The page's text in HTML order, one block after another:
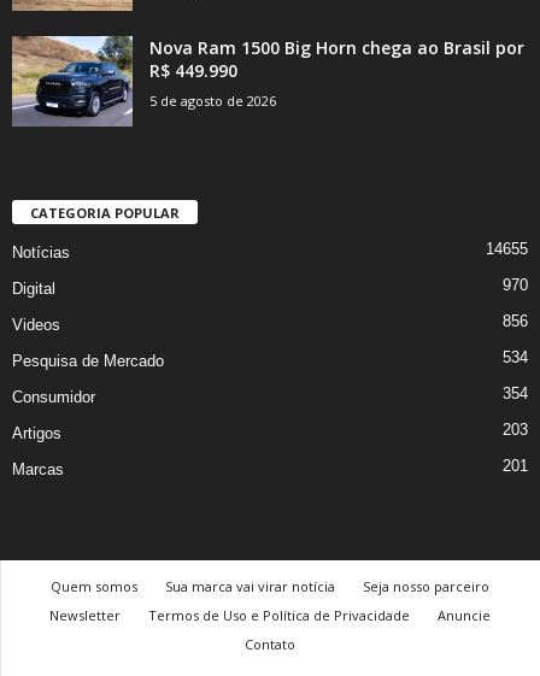
Nova Ram 1500 Big Horn chega ao Brasil por
R$ 449.990
5 de agosto de 2026
CATEGORIA POPULAR
Notícias 14655
Digital 970
Videos 856
Pesquisa de Mercado 534
Consumidor 354
Artigos 203
Marcas 201
Quem somos Sua marca vai virar notícia
Seja nosso parceiro
Newsletter
Termos de Uso e Política de Privacidade
Anuncie
Contato